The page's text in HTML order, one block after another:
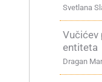
Svetlana
Vučićev
entiteta
Dragan